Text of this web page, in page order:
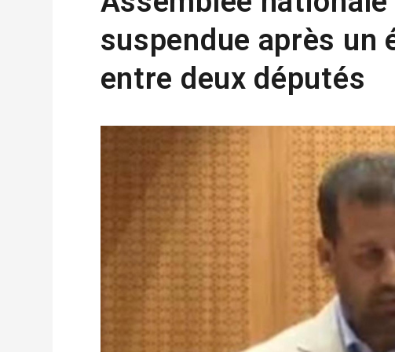
suspendue après un
entre deux députés